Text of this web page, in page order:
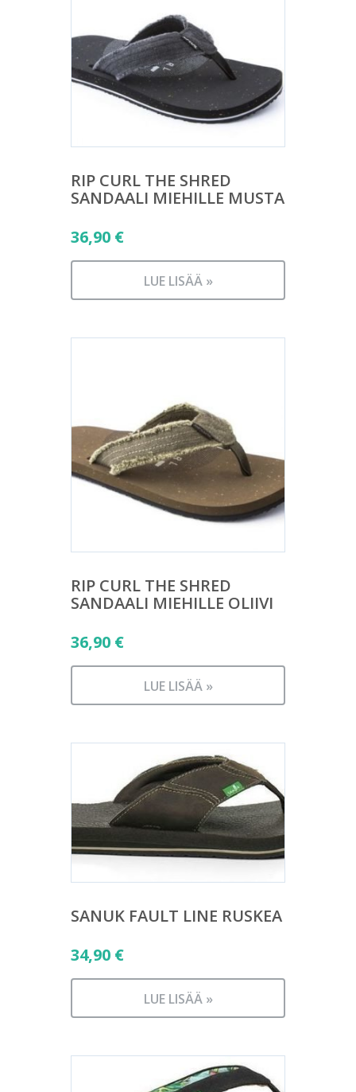
RIP CURL THE SHRED
SANDAALI MIEHILLE MUSTA
36,90 €
LUE LISÄÄ »
RIP CURL THE SHRED
SANDAALI MIEHILLE OLIIVI
36,90 €
LUE LISÄÄ »
SANUK FAULT LINE RUSKEA
34,90 €
LUE LISÄÄ »